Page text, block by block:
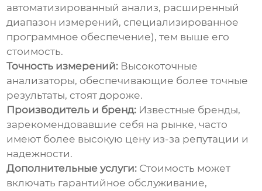
автоматизированный анализ, расширенный
диапазон измерений, специализированное
программное обеспечение), тем выше его
стоимость.
Точность измерений: Высокоточные
анализаторы, обеспечивающие более точные
результаты, стоят дороже.
Производитель и бренд: Известные бренды,
зарекомендовавшие себя на рынке, часто
имеют более высокую цену из-за репутации и
надежности.
Дополнительные услуги: Стоимость может
включать гарантийное обслуживание,